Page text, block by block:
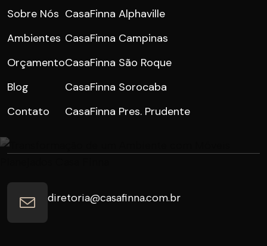
Sobre Nós
Ambientes
Orçamento
Blog
Contato
CasaFinna Alphaville
CasaFinna Campinas
CasaFinna São Roque
CasaFinna Sorocaba
CasaFinna Pres. Prudente
diretoria@casafinna.com.br